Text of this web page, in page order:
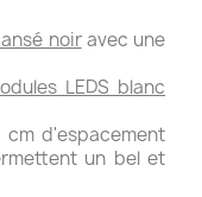
noiravec une
LEDS blanc
d'espacement
un bel et